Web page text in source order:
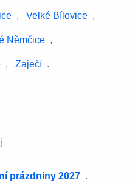
, Velké Bílovice ,
Němčice ,
, Zaječí .
prázdniny 2027 .